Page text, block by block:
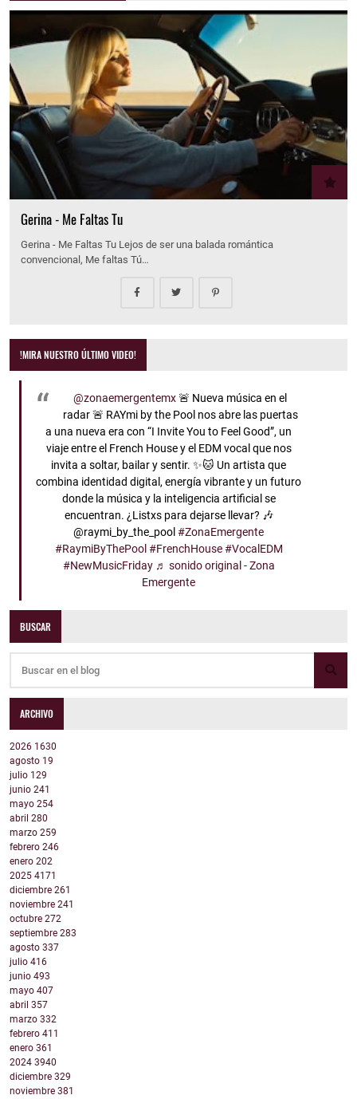
Gerina - Me Faltas Tu
Gerina - Me Faltas Tu Lejos de ser una balada romántica
convencional, Me faltas Tú…
!MIRA NUESTRO ÚLTIMO VIDEO!
@zonaemergentemx🚨 Nueva música en el
radar 🚨 RAYmi by the Pool nos abre las puertas
a una nueva era con “I Invite You to Feel Good”, un
viaje entre el French House y el EDM vocal que nos
invita a soltar, bailar y sentir. ✨🐱 Un artista que
combina identidad digital, energía vibrante y un futuro
donde la música y la inteligencia artificial se
encuentran. ¿Listxs para dejarse llevar? 🎶
@raymi_by_the_pool#ZonaEmergente
#RaymiByThePool #FrenchHouse #VocalEDM
#NewMusicFriday ♬ sonido original - Zona
Emergente
BUSCAR
ARCHIVO
2026 1630
agosto 19
julio 129
junio 241
mayo 254
abril 280
marzo 259
febrero 246
enero 202
2025 4171
diciembre 261
noviembre 241
octubre 272
septiembre 283
agosto 337
julio 416
junio 493
mayo 407
abril 357
marzo 332
febrero 411
enero 361
2024 3940
diciembre 329
noviembre 381